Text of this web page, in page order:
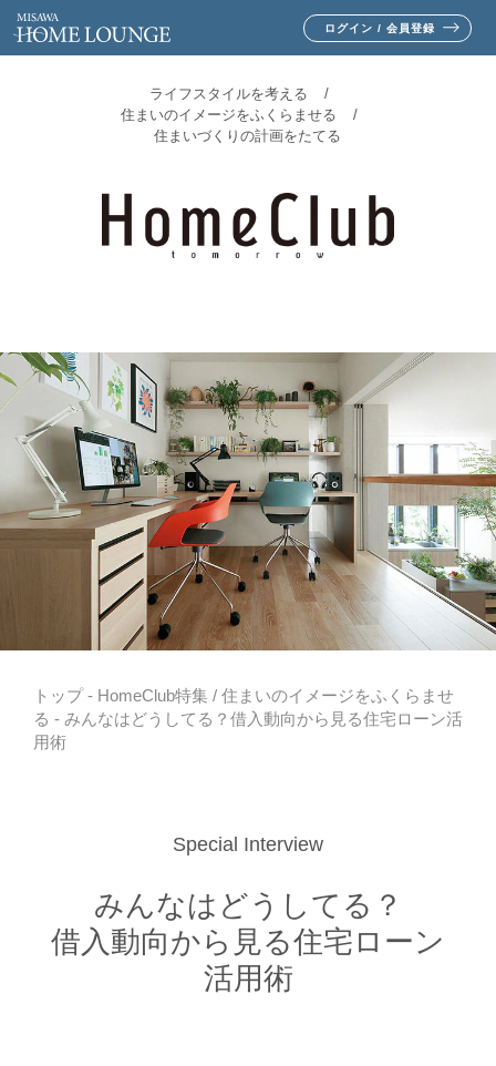
ログイン / 会員登録
ライフスタイルを考える
住まいのイメージをふくらませる
住まいづくりの計画をたてる
トップ- HomeClub特集/ 住まいのイメージをふくらませ
る - みんなはどうしてる？借入動向から見る住宅ローン活
用術
Special Interview
みんなはどうしてる？
借入動向から見る住宅ローン
活用術